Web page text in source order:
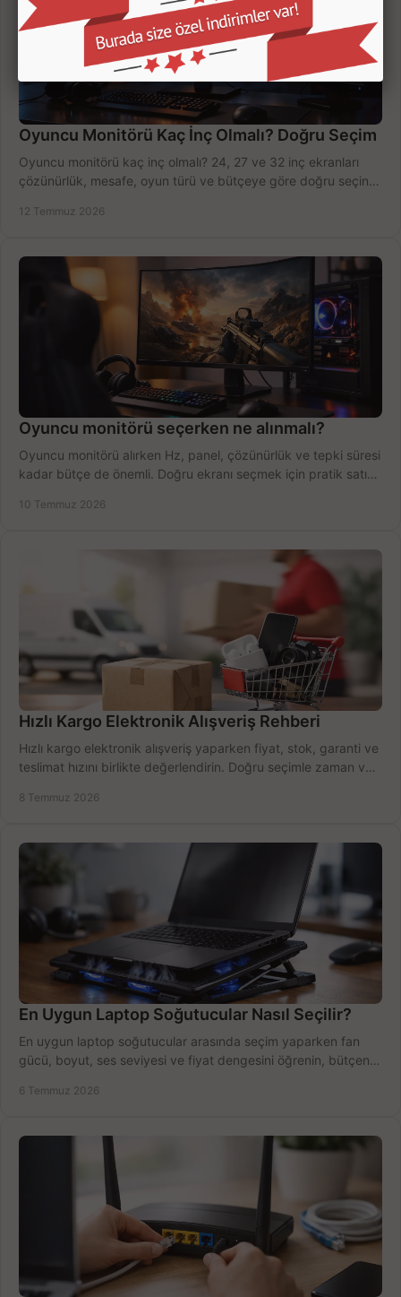
Oyuncu Monitörü Kaç İnç Olmalı? Doğru Seçim
Oyuncu monitörü kaç inç olmalı? 24, 27 ve 32 inç ekranları
çözünürlük, mesafe, oyun türü ve bütçeye göre doğru seçin,
12 Temmuz 2026
Oyuncu monitörü seçerken ne alınmalı?
Oyuncu monitörü alırken Hz, panel, çözünürlük ve tepki süresi
kadar bütçe de önemli. Doğru ekranı seçmek için pratik satın
10 Temmuz 2026
Hızlı Kargo Elektronik Alışveriş Rehberi
Hızlı kargo elektronik alışveriş yaparken fiyat, stok, garanti ve
teslimat hızını birlikte değerlendirin. Doğru seçimle zaman ve
8 Temmuz 2026
En Uygun Laptop Soğutucular Nasıl Seçilir?
En uygun laptop soğutucular arasında seçim yaparken fan
gücü, boyut, ses seviyesi ve fiyat dengesini öğrenin, bütçenizi
6 Temmuz 2026